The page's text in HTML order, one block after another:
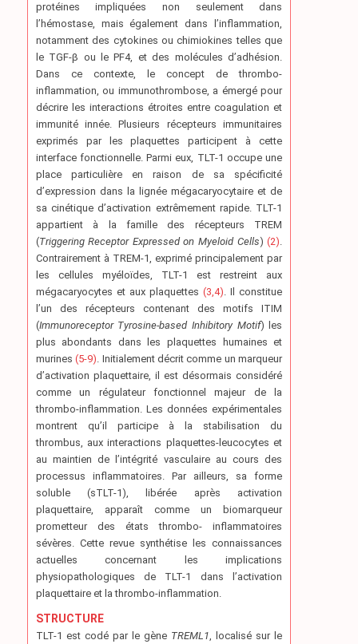
protéines impliquées non seulement dans
l’hémostase, mais également dans l’inflammation,
notamment des cytokines ou chimiokines telles que
le TGF-β ou le PF4, et des molécules d’adhésion.
Dans ce contexte, le concept de thrombo-
inflammation, ou immunothrombose, a émergé pour
décrire les interactions étroites entre coagulation et
immunité innée. Plusieurs récepteurs immunitaires
exprimés par les plaquettes participent à cette
interface fonctionnelle. Parmi eux, TLT-1 occupe une
place particulière en raison de sa spécificité
d’expression dans la lignée mégacaryocytaire et de
sa cinétique d’activation extrêmement rapide. TLT-1
appartient à la famille des récepteurs TREM
(Triggering Receptor Expressed on Myeloid Cells)(2).
Contrairement à TREM-1, exprimé principalement par
les cellules myéloïdes, TLT-1 est restreint aux
mégacaryocytes et aux plaquettes(3,4). Il constitue
l’un des récepteurs contenant des motifs ITIM
(Immunoreceptor Tyrosine-based Inhibitory Motif) les
plus abondants dans les plaquettes humaines et
murines(5-9). Initialement décrit comme un marqueur
d’activation plaquettaire, il est désormais considéré
comme un régulateur fonctionnel majeur de la
thrombo-inflammation. Les données expérimentales
montrent qu’il participe à la stabilisation du
thrombus, aux interactions plaquettes-leucocytes et
au maintien de l’intégrité vasculaire au cours des
processus inflammatoires. Par ailleurs, sa forme
soluble (sTLT-1), libérée après activation
plaquettaire, apparaît comme un biomarqueur
prometteur des états thrombo- inflammatoires
sévères. Cette revue synthétise les connaissances
actuelles concernant les implications
physiopathologiques de TLT-1 dans l’activation
plaquettaire et la thrombo-inflammation.
STRUCTURE
TLT-1 est codé par le gène TREML1, localisé sur le